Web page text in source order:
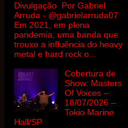
Divulgação Por Gabriel
Arruda - @gabrielarruda07
Em 2021, em plena
pandemia, uma banda que
trouxe a influência do heavy
metal e hard rock o...
Cobertura de
Show: Masters
Of Voices –
18/07/2026 –
Tokio Marine
Hall/SP